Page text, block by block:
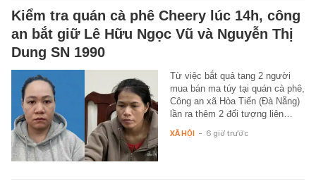
Kiểm tra quán cà phê Cheery lúc 14h, công
an bắt giữ Lê Hữu Ngọc Vũ và Nguyễn Thị
Dung SN 1990
Từ việc bắt quả tang 2 người
mua bán ma túy tại quán cà phê,
Công an xã Hòa Tiến (Đà Nẵng)
lần ra thêm 2 đối tượng liên…
XÃ HỘI - 6 giờ trước